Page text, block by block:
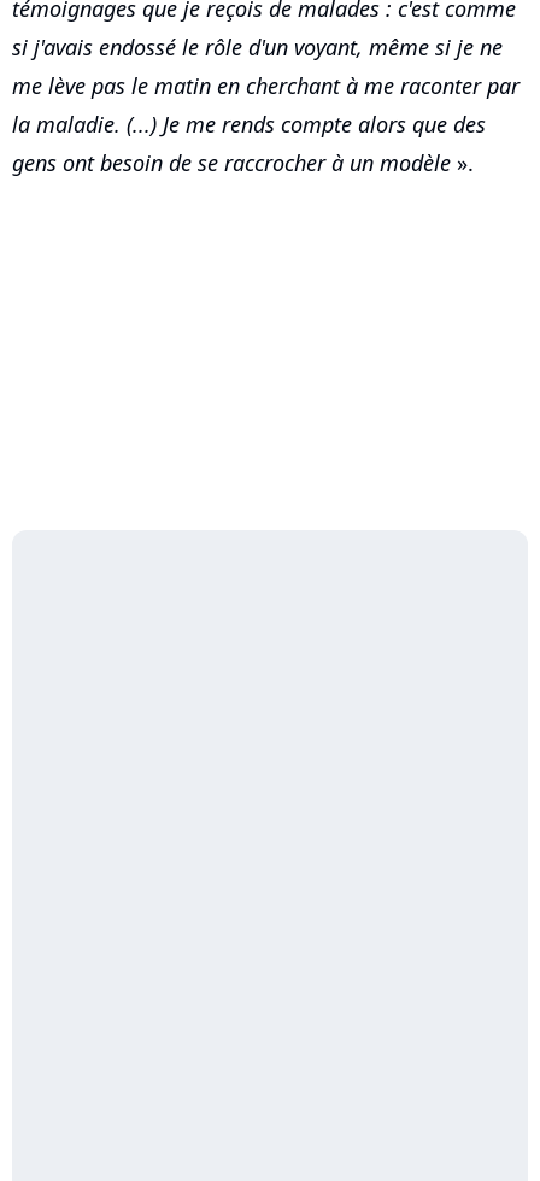
témoignages que je reçois de malades : c'est comme
si j'avais endossé le rôle d'un voyant, même si je ne
me lève pas le matin en cherchant à me raconter par
la maladie. (...) Je me rends compte alors que des
gens ont besoin de se raccrocher à un modèle ».